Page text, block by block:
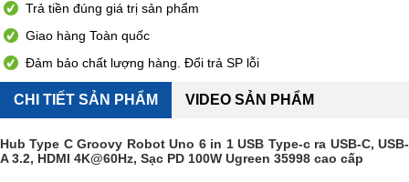
Trả tiền đúng giá trị sản phẩm
Giao hàng Toàn quốc
Đảm bảo chất lượng hàng. Đổi trả SP lỗi
CHI TIẾT SẢN PHẨM VIDEO SẢN PHẨM
Hub Type C Groovy Robot Uno 6 in 1 USB Type-c ra USB-C, USB-
A 3.2, HDMI 4K@60Hz, Sạc PD 100W Ugreen 35998 cao cấp